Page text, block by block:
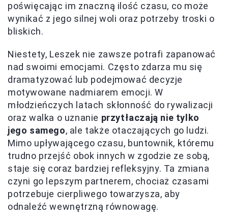
poświęcając im znaczną ilość czasu, co może
wynikać z jego silnej woli oraz potrzeby troski o
bliskich.
Niestety, Leszek nie zawsze potrafi zapanować
nad swoimi emocjami. Często zdarza mu się
dramatyzować lub podejmować decyzje
motywowane nadmiarem emocji. W
młodzieńczych latach skłonność do rywalizacji
oraz walka o uznanie przytłaczają nie tylko
jego samego, ale także otaczających go ludzi.
Mimo upływającego czasu, buntownik, któremu
trudno przejść obok innych w zgodzie ze sobą,
staje się coraz bardziej refleksyjny. Ta zmiana
czyni go lepszym partnerem, chociaż czasami
potrzebuje cierpliwego towarzysza, aby
odnaleźć wewnętrzną równowagę.